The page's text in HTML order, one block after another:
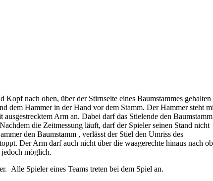
nach oben, über der Stirnseite eines Baumstammes gehalten
dem Hammer in der Hand vor dem Stamm. Der Hammer steht
Arm an. Dabei darf das Stielende den Baumstamm
die Zeitmessung läuft, darf der Spieler seinen Stand nicht
den Baumstamm , verlässt der Stiel den Umriss des
Der Arm darf auch nicht über die waagerechte hinaus nach
möglich.
Alle Spieler eines Teams treten bei dem Spiel an.